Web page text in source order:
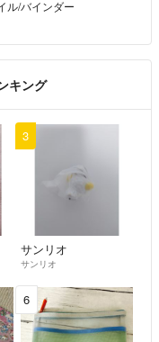
ル/バインダー
キング
3
サンリオ
サンリオ
6